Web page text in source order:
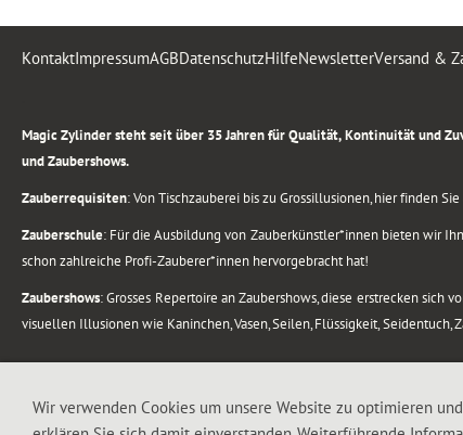
KontaktImpressumAGBDatenschutzHilfeNewsletterVersand &
Magic Zylinder steht seit über 35 Jahren für Qualität, Kontinuität und
und Zaubershows.
Zauberrequisiten: Von Tischzauberei bis zu Grossillusionen, hier finden
Zauberschule: Für die Ausbildung von Zauberkünstler*innen bieten wir
schon zahlreiche Profi-Zauberer*innen hervorgebracht hat!
Zaubershows: Grosses Repertoire an Zaubershows, diese erstrecken sich
visuellen Illusionen wie Kaninchen, Vasen, Seilen, Flüssigkeit, Seidentuch,
.
Alle Rechte vorbehalten. © 1988-2026 Magic Zylinder
Wir verwenden Cookies um unsere Website zu optimieren